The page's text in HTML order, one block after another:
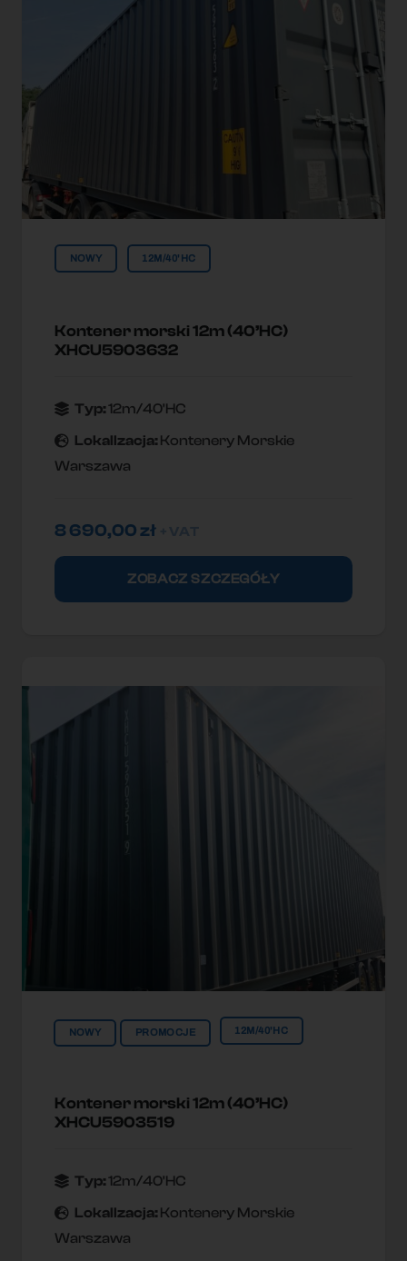
NOWY 12M/40'HC
Kontener morski 12m (40’HC)
XHCU5903632
Typ:12m/40'HC
Lokallzacja: Kontenery Morskie
Warszawa
8 690,00zł
ZOBACZ SZCZEGÓŁY
NOWY PROMOCJE 12M/40'HC
Kontener morski 12m (40’HC)
XHCU5903519
Typ:12m/40'HC
Lokallzacja: Kontenery Morskie
Warszawa